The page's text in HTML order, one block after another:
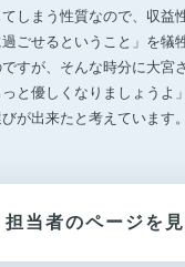
しまう性質なので、収益
過ごせるということ」を犠
すが、そんな時分に大宮
と優しくなりましょうよ
が出来たと考えています
担当者のページを